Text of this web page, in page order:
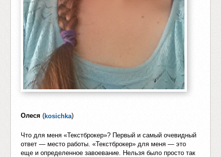
Олеся (kosichka)
Что для меня «Текстброкер»? Первый и самый очевидный
ответ — место работы. «Текстброкер» для меня — это
еще и определенное завоевание. Нельзя было просто так